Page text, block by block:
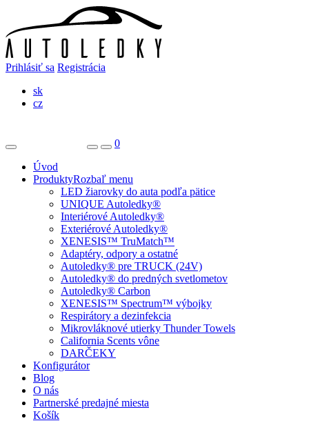
Prihlásiť sa Registrácia
sk
cz
0
Úvod
ProduktyRozbaľ menu
LED žiarovky do auta podľa pätice
UNIQUE Autoledky®
Interiérové Autoledky®
Exteriérové Autoledky®
XENESIS™ TruMatch™
Adaptéry, odpory a ostatné
Autoledky® pre TRUCK (24V)
Autoledky® do predných svetlometov
Autoledky® Carbon
XENESIS™ Spectrum™ výbojky
Respirátory a dezinfekcia
Mikrovláknové utierky Thunder Towels
California Scents vône
DARČEKY
Konfigurátor
Blog
O nás
Partnerské predajné miesta
Košík